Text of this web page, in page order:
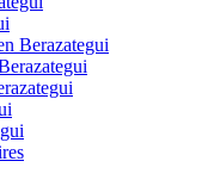
Berazategui